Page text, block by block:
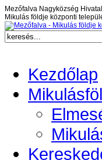
Mezőfalva Nagyközség
Mikulás földje központi
Kezdőlap